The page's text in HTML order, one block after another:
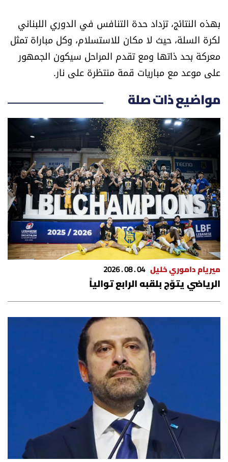
بهذه النتائج، تزداد حدة التنافس في الدوري اللبناني
لكرة السلة، حيث لا مكان للاستسلام، وكل مباراة تمثل
معركة بحد ذاتها ومع تقدم المراحل سيكون الجمهور
على موعد مع مباريات قمة منتظرة على نار.
مواضيع ذات صلة
ميريام داموري خليل 04 . 08 . 2026
الرياضي يتوّج بلقبه الرابع توالياً